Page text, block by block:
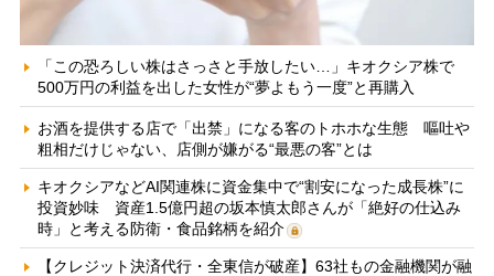
「この恐ろしい株はさっさと手放したい…」キオクシア株で
500万円の利益を出した女性が“夢よもう一度”と再購入
お酒を提供する店で「出禁」になる客のトホホな生態 嘔吐や
粗相だけじゃない、店側が嫌がる“最悪の客”とは
キオクシアなどAI関連株に資金集中で“割安になった成長株”に
投資妙味 資産1.5億円超の坂本慎太郎さんが「絶好の仕込み
時」と考える防衛・食品銘柄を紹介
【クレジット決済代行・全東信が破産】63社もの金融機関が融